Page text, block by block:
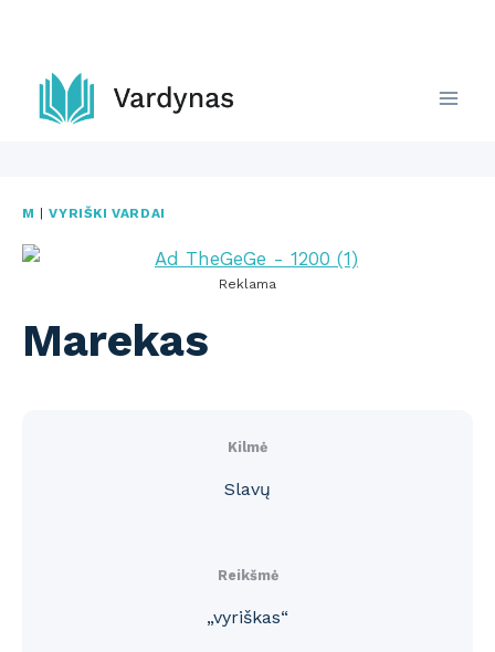
content
M |VYRIŠKI VARDAI
Reklama
Marekas
Kilmė
Slavų
Reikšmė
„vyriškas“